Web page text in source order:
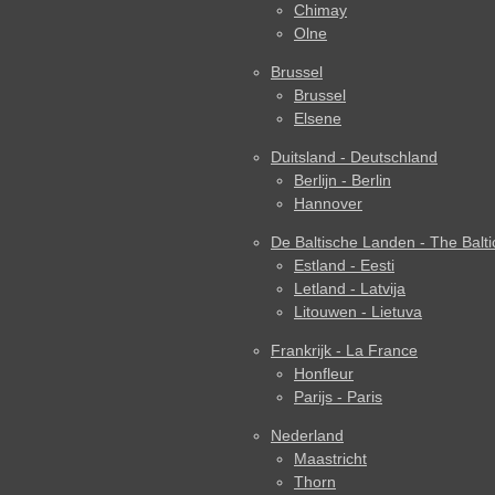
Chimay
Olne
Brussel
Brussel
Elsene
Duitsland - Deutschland
Berlijn - Berlin
Hannover
De Baltische Landen - The
Estland - Eesti
Letland - Latvija
Litouwen - Lietuva
Frankrijk - La France
Honfleur
Parijs - Paris
Nederland
Maastricht
Thorn